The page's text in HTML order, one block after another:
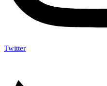
Twitter